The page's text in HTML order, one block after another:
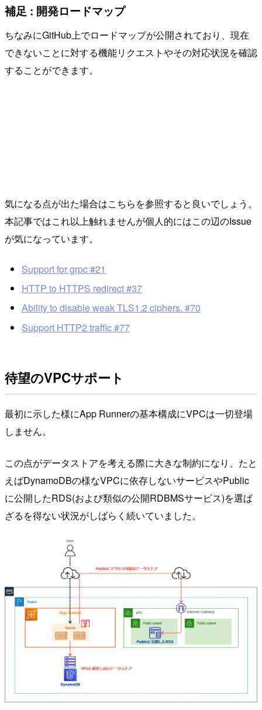
補足 : 開発ロードマップ
ちなみにGitHub上でロードマップが公開されており、現在
できないことに対する機能リクエストやその対応状況を確認
することができます。
気になる点が出た場合はこちらを参照すると良いでしょう。
本記事ではこれ以上触れませんが個人的にはこの辺のIssue
が気になっています。
Support for grpc #21
HTTP to HTTPS redirect #37
Ability to disable weak TLS1.2 ciphers. #70
Support HTTP2 traffic #77
待望のVPCサポート
最初に示した様にApp Runnerの基本構成にVPCは一切登場
しません。
この点がデータストアを考える際に大きな制約になり、たと
えばDynamoDBの様なVPCに依存しないサービスやPublic
に公開したRDS(および類似の公開RDBMSサービス)を選ば
ざるを得ない状況がしばらく続いていました。